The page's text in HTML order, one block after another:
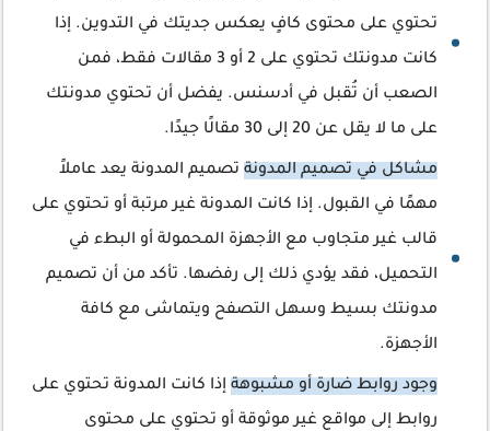
تحتوي على محتوى كافٍ يعكس جديتك في التدوين. إذا
كانت مدونتك تحتوي على 2 أو 3 مقالات فقط، فمن
الصعب أن تُقبل في أدسنس. يفضل أن تحتوي مدونتك
على ما لا يقل عن 20 إلى 30 مقالًا جيدًا.
مشاكل في تصميم المدونة تصميم المدونة يعد عاملاً
مهمًا في القبول. إذا كانت المدونة غير مرتبة أو تحتوي على
قالب غير متجاوب مع الأجهزة المحمولة أو البطء في
التحميل، فقد يؤدي ذلك إلى رفضها. تأكد من أن تصميم
مدونتك بسيط وسهل التصفح ويتماشى مع كافة
الأجهزة.
وجود روابط ضارة أو مشبوهة إذا كانت المدونة تحتوي على
روابط إلى مواقع غير موثوقة أو تحتوي على محتوى